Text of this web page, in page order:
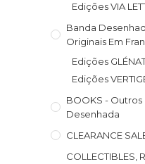
Edições VIA
Banda
Originais Em
Edições
Edições
BOOKS -
Desenhada
CLEARANCE
COLLECTIBLES,